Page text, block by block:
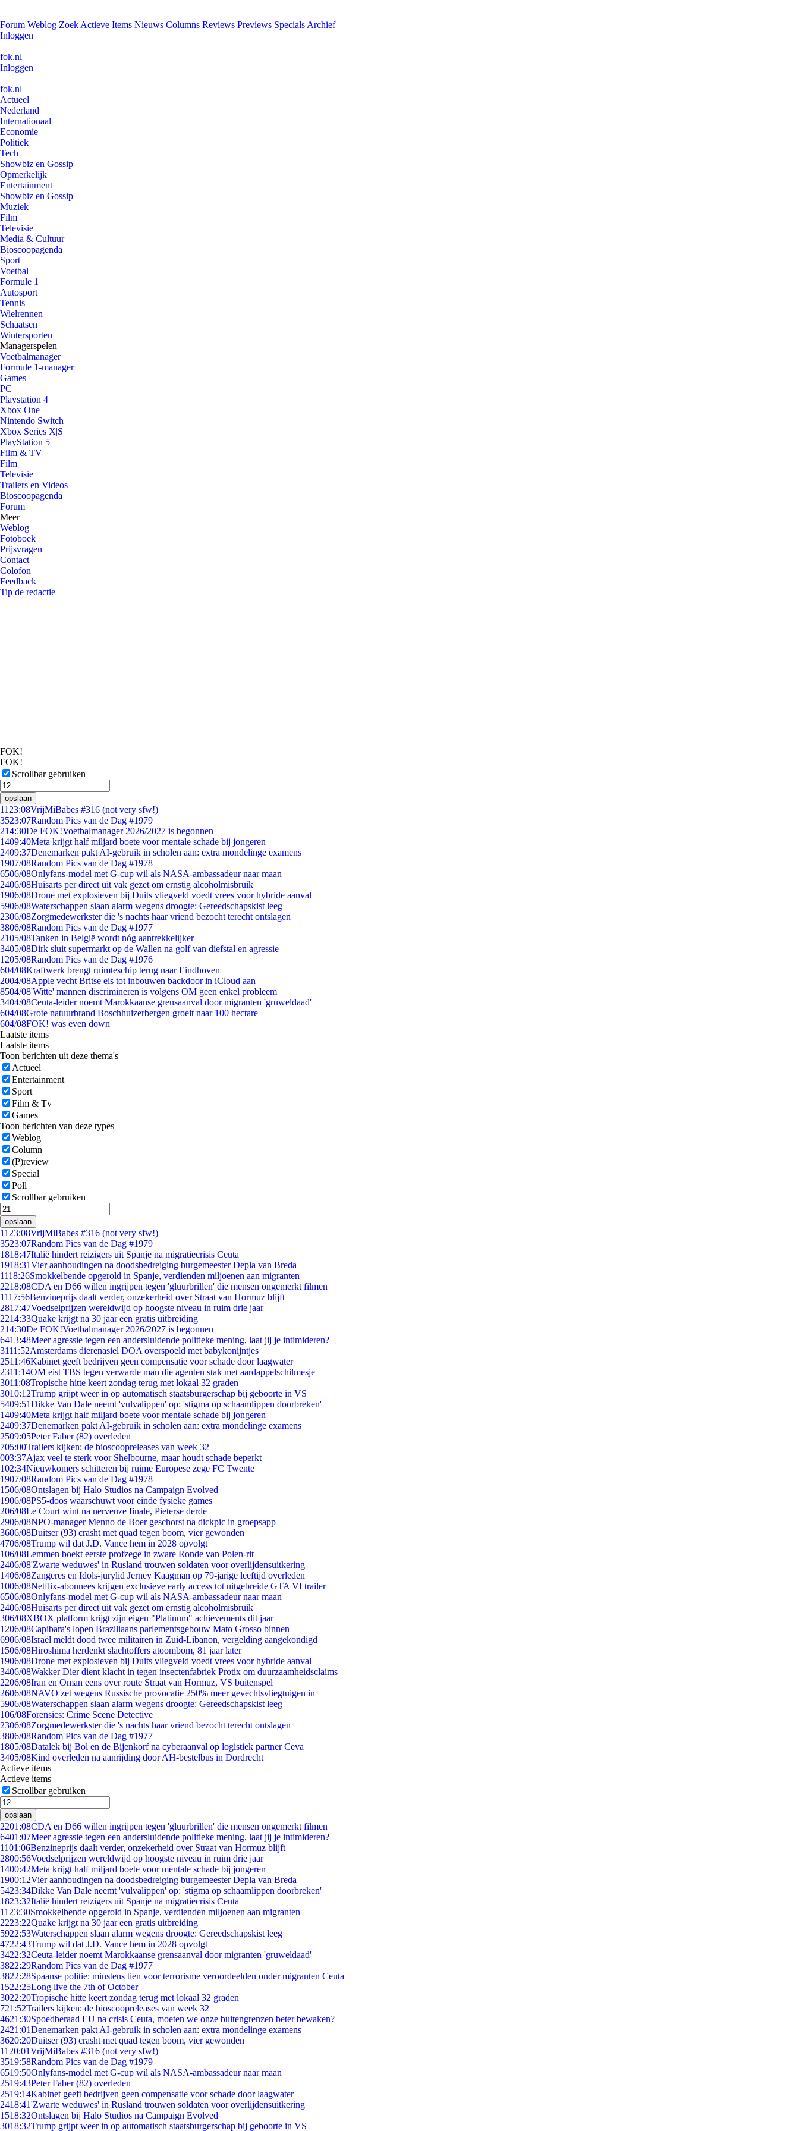
Forum Weblog Zoek Actieve Items Nieuws Columns Reviews Previews Specials Archief
Inloggen
fok.nl
Inloggen
fok.nl
Actueel
Nederland
Internationaal
Economie
Politiek
Tech
Showbiz en Gossip
Opmerkelijk
Entertainment
Showbiz en Gossip
Muziek
Film
Televisie
Media & Cultuur
Bioscoopagenda
Sport
Voetbal
Formule 1
Autosport
Tennis
Wielrennen
Schaatsen
Wintersporten
Managerspelen
Voetbalmanager
Formule 1-manager
Games
PC
Playstation 4
Xbox One
Nintendo Switch
Xbox Series X|S
PlayStation 5
Film & TV
Film
Televisie
Trailers en Videos
Bioscoopagenda
Forum
Meer
Weblog
Fotoboek
Prijsvragen
Contact
Colofon
Feedback
Tip de redactie
FOK!
FOK!
Scrollbar gebruiken
opslaan
11 23:08VrijMiBabes #316 (not very sfw!)
3523:07Random Pics van de Dag #1979
214:30De FOK!Voetbalmanager 2026/2027 is begonnen
1409:40Meta krijgt half miljard boete voor mentale schade bij jongeren
2409:37Denemarken pakt AI-gebruik in scholen aan: extra mondelinge examens
1907/08Random Pics van de Dag #1978
6506/08Onlyfans-model met G-cup wil als NASA-ambassadeur naar maan
2406/08Huisarts per direct uit vak gezet om ernstig alcoholmisbruik
1906/08Drone met explosieven bij Duits vliegveld voedt vrees voor hybride aanval
5906/08Waterschappen slaan alarm wegens droogte: Gereedschapskist leeg
2306/08Zorgmedewerkster die 's nachts haar vriend bezocht terecht ontslagen
3806/08Random Pics van de Dag #1977
2105/08Tanken in België wordt nóg aantrekkelijker
3405/08Dirk sluit supermarkt op de Wallen na golf van diefstal en agressie
1205/08Random Pics van de Dag #1976
604/08Kraftwerk brengt ruimteschip terug naar Eindhoven
2004/08Apple vecht Britse eis tot inbouwen backdoor in iCloud aan
8504/08'Witte' mannen discrimineren is volgens OM geen enkel probleem
3404/08Ceuta-leider noemt Marokkaanse grensaanval door migranten 'gruweldaad'
604/08Grote natuurbrand Boschhuizerbergen groeit naar 100 hectare
604/08FOK! was even down
Laatste items
Laatste items
Toon berichten uit deze thema's
Actueel
Entertainment
Sport
Film & Tv
Games
Toon berichten van deze types
Weblog
Column
(P)review
Special
Poll
Scrollbar gebruiken
opslaan
11 23:08VrijMiBabes #316 (not very sfw!)
3523:07Random Pics van de Dag #1979
1818:47Italië hindert reizigers uit Spanje na migratiecrisis Ceuta
1918:31Vier aanhoudingen na doodsbedreiging burgemeester Depla van Breda
1118:26Smokkelbende opgerold in Spanje, verdienden miljoenen aan migranten
2218:08CDA en D66 willen ingrijpen tegen 'gluurbrillen' die mensen ongemerkt filmen
1117:56Benzineprijs daalt verder, onzekerheid over Straat van Hormuz blijft
2817:47Voedselprijzen wereldwijd op hoogste niveau in ruim drie jaar
2214:33Quake krijgt na 30 jaar een gratis uitbreiding
214:30De FOK!Voetbalmanager 2026/2027 is begonnen
6413:48Meer agressie tegen een andersluidende politieke mening, laat jij je intimideren?
3111:52Amsterdams dierenasiel DOA overspoeld met babykonijntjes
2511:46Kabinet geeft bedrijven geen compensatie voor schade door laagwater
2311:14OM eist TBS tegen verwarde man die agenten stak met aardappelschilmesje
3011:08Tropische hitte keert zondag terug met lokaal 32 graden
3010:12Trump grijpt weer in op automatisch staatsburgerschap bij geboorte in VS
5409:51Dikke Van Dale neemt 'vulvalippen' op: 'stigma op schaamlippen doorbreken'
1409:40Meta krijgt half miljard boete voor mentale schade bij jongeren
2409:37Denemarken pakt AI-gebruik in scholen aan: extra mondelinge examens
2509:05Peter Faber (82) overleden
705:00Trailers kijken: de bioscoopreleases van week 32
003:37Ajax veel te sterk voor Shelbourne, maar houdt schade beperkt
102:34Nieuwkomers schitteren bij ruime Europese zege FC Twente
1907/08Random Pics van de Dag #1978
1506/08Ontslagen bij Halo Studios na Campaign Evolved
1906/08PS5-doos waarschuwt voor einde fysieke games
206/08Le Court wint na nerveuze finale, Pieterse derde
2906/08NPO-manager Menno de Boer geschorst na dickpic in groepsapp
3606/08Duitser (93) crasht met quad tegen boom, vier gewonden
4706/08Trump wil dat J.D. Vance hem in 2028 opvolgt
106/08Lemmen boekt eerste profzege in zware Ronde van Polen-rit
2406/08'Zwarte weduwes' in Rusland trouwen soldaten voor overlijdensuitkering
1406/08Zangeres en Idols-jurylid Jerney Kaagman op 79-jarige leeftijd overleden
1006/08Netflix-abonnees krijgen exclusieve early access tot uitgebreide GTA VI trailer
6506/08Onlyfans-model met G-cup wil als NASA-ambassadeur naar maan
2406/08Huisarts per direct uit vak gezet om ernstig alcoholmisbruik
306/08XBOX platform krijgt zijn eigen "Platinum" achievements dit jaar
1206/08Capibara's lopen Braziliaans parlementsgebouw Mato Grosso binnen
6906/08Israël meldt dood twee militairen in Zuid-Libanon, vergelding aangekondigd
1506/08Hiroshima herdenkt slachtoffers atoombom, 81 jaar later
1906/08Drone met explosieven bij Duits vliegveld voedt vrees voor hybride aanval
3406/08Wakker Dier dient klacht in tegen insectenfabriek Protix om duurzaamheidsclaims
2206/08Iran en Oman eens over route Straat van Hormuz, VS buitenspel
2606/08NAVO zet wegens Russische provocatie 250% meer gevechtsvliegtuigen in
5906/08Waterschappen slaan alarm wegens droogte: Gereedschapskist leeg
106/08Forensics: Crime Scene Detective
2306/08Zorgmedewerkster die 's nachts haar vriend bezocht terecht ontslagen
3806/08Random Pics van de Dag #1977
1805/08Datalek bij Bol en de Bijenkorf na cyberaanval op logistiek partner Ceva
3405/08Kind overleden na aanrijding door AH-bestelbus in Dordrecht
Actieve items
Actieve items
Scrollbar gebruiken
opslaan
2201:08CDA en D66 willen ingrijpen tegen 'gluurbrillen' die mensen ongemerkt filmen
6401:07Meer agressie tegen een andersluidende politieke mening, laat jij je intimideren?
1101:06Benzineprijs daalt verder, onzekerheid over Straat van Hormuz blijft
2800:56Voedselprijzen wereldwijd op hoogste niveau in ruim drie jaar
1400:42Meta krijgt half miljard boete voor mentale schade bij jongeren
1900:12Vier aanhoudingen na doodsbedreiging burgemeester Depla van Breda
5423:34Dikke Van Dale neemt 'vulvalippen' op: 'stigma op schaamlippen doorbreken'
1823:32Italië hindert reizigers uit Spanje na migratiecrisis Ceuta
11 23:30Smokkelbende opgerold in Spanje, verdienden miljoenen aan migranten
2223:22Quake krijgt na 30 jaar een gratis uitbreiding
5922:53Waterschappen slaan alarm wegens droogte: Gereedschapskist leeg
4722:43Trump wil dat J.D. Vance hem in 2028 opvolgt
3422:32Ceuta-leider noemt Marokkaanse grensaanval door migranten 'gruweldaad'
3822:29Random Pics van de Dag #1977
3822:28Spaanse politie: minstens tien voor terrorisme veroordeelden onder migranten Ceuta
1522:25Long live the 7th of October
3022:20Tropische hitte keert zondag terug met lokaal 32 graden
721:52Trailers kijken: de bioscoopreleases van week 32
4621:30Spoedberaad EU na crisis Ceuta, moeten we onze buitengrenzen beter bewaken?
2421:01Denemarken pakt AI-gebruik in scholen aan: extra mondelinge examens
3620:20Duitser (93) crasht met quad tegen boom, vier gewonden
11 20:01VrijMiBabes #316 (not very sfw!)
3519:58Random Pics van de Dag #1979
6519:50Onlyfans-model met G-cup wil als NASA-ambassadeur naar maan
2519:43Peter Faber (82) overleden
2519:14Kabinet geeft bedrijven geen compensatie voor schade door laagwater
2418:41'Zwarte weduwes' in Rusland trouwen soldaten voor overlijdensuitkering
1518:32Ontslagen bij Halo Studios na Campaign Evolved
3018:32Trump grijpt weer in op automatisch staatsburgerschap bij geboorte in VS